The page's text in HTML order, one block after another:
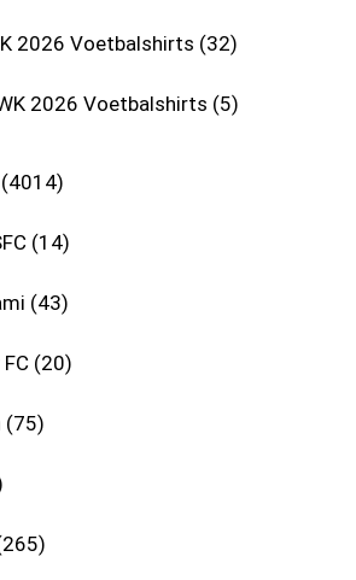
2026 Voetbalshirts 32
2026 Voetbalshirts 5
4014
14
43
20
75
265